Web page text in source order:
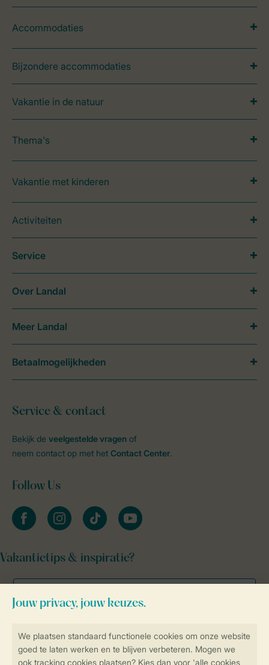
Accommodaties
Bijzondere accommodaties
Vakantie in de natuur
Thema's
Vakantie met kinderen
Activiteiten
Service & contact
Bekijk de veelgestelde vragen of
neem contact op met het Contact Center.
Follow Us
facebookinstagramtiktok youtube
Vakantietips & inspiratie?
Service
Over Landal
Meer Landal
Betaalmogelijkheden